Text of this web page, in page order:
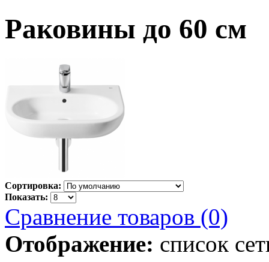
Раковины до 60 см
Сортировка:
Показать:
Сравнение товаров (0)
Отображение: список